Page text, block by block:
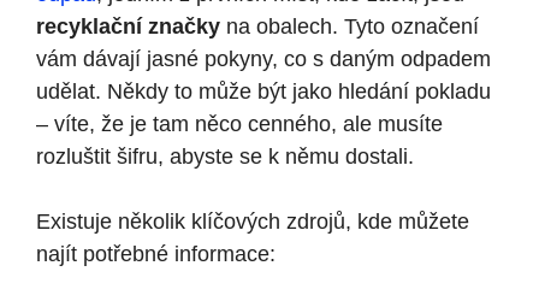
recyklační značky na obalech. Tyto označení
vám dávají jasné pokyny, co s daným odpadem
udělat. Někdy to může být jako hledání pokladu
– víte, že je tam něco cenného, ale musíte
rozluštit šifru, abyste se k němu dostali.
Existuje několik klíčových zdrojů, kde můžete
najít potřebné informace: